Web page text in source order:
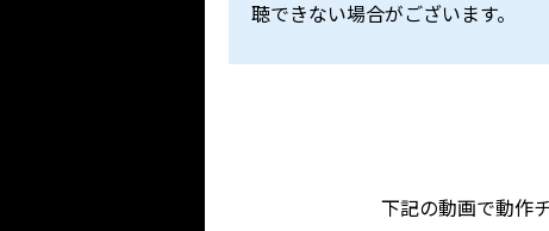
聴できない場合がございます。
下記の動画で動作